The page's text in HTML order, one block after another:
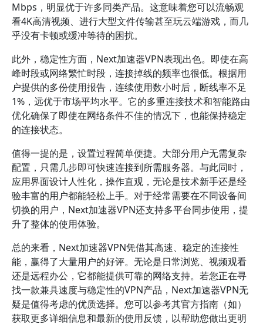
Mbps，明显优于许多同类产品。这意味着您可以流畅观
看4K高清视频、进行大型文件传输甚至玩云端游戏，而几
乎没有卡顿或缓冲等待的困扰。
此外，稳定性方面，Next加速器VPN表现出色。即使在高
峰时段或网络繁忙时段，连接掉线的频率也很低。根据用
户提供的多份使用报告，连续使用数小时后，断线率不足
1%，远优于市场平均水平。它的多重连接技术和智能路由
优化确保了即使在网络条件不佳的情况下，也能保持稳定
的连接状态。
值得一提的是，设置过程简单便捷。大部分用户无需复杂
配置，只需几步即可快速连接到所需服务器。与此同时，
应用界面设计人性化，操作直观，无论是技术新手还是经
验丰富的用户都能轻松上手。对于经常需要在不同设备间
切换的用户，Next加速器VPN还支持多平台同步使用，提
升了整体的使用体验。
总的来看，Next加速器VPN凭借其高速、稳定的连接性
能，赢得了大量用户的好评。无论是日常浏览、视频观看
还是远程办公，它都能提供可靠的网络支持。若您正在寻
找一款兼具速度与稳定性的VPN产品，Next加速器VPN无
疑是值得考虑的优质选择。您可以参考其官方指南（如）
获取更多详细信息和最新的使用反馈，以帮助您做出更明